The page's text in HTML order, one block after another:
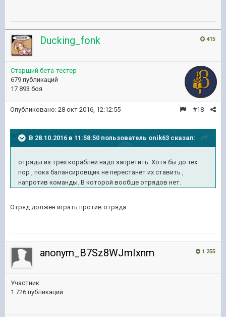
415
Ducking_fonk
Старший бета-тестер
679 публикаций
17 893 боя
#18
Опубликовано: 28 окт 2016, 12:12:55
В 28.10.2016 в 11:58:50 пользователь onik63 сказал:
отряды из трёх кораблей надо запретить. Хотя бы до тех
пор , пока балансировщик не перестанет их ставить ,
напротив команды. В которой вообще отрядов нет.
Отряд должен играть против отряда.
1 255
anonym_B7Sz8WJmIxnm
Участник
1 726 публикаций